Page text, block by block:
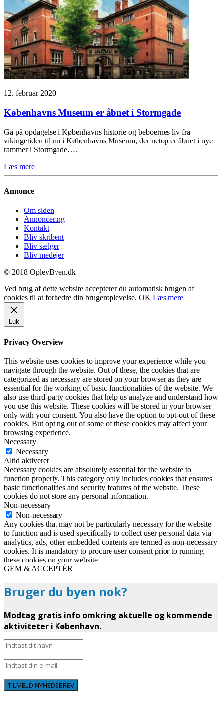
12. februar 2020
Københavns Museum er åbnet i Stormgade
Gå på opdagelse i Københavns historie og beboernes liv fra
vikingetiden til nu i Københavns Museum, der netop er åbnet i nye
rammer i Stormgade….
Læs mere
Annonce
Om siden
Annoncering
Kontakt
Bliv skribent
Bliv sælger
Bliv medejer
© 2018 OplevByen.dk
Ved brug af dette website accepterer du automatisk brugen af
cookies til at forbedre din brugeroplevelse. OK Læs mere
Luk
Privacy Overview
This website uses cookies to improve your experience while you
navigate through the website. Out of these, the cookies that are
categorized as necessary are stored on your browser as they are
essential for the working of basic functionalities of the website. We
also use third-party cookies that help us analyze and understand how
you use this website. These cookies will be stored in your browser
only with your consent. You also have the option to opt-out of these
cookies. But opting out of some of these cookies may affect your
browsing experience.
Necessary
Necessary
Altid aktiveret
Necessary cookies are absolutely essential for the website to
function properly. This category only includes cookies that ensures
basic functionalities and security features of the website. These
cookies do not store any personal information.
Non-necessary
Non-necessary
Any cookies that may not be particularly necessary for the website
to function and is used specifically to collect user personal data via
analytics, ads, other embedded contents are termed as non-necessary
cookies. It is mandatory to procure user consent prior to running
these cookies on your website.
GEM & ACCEPTÈR
Bruger du byen nok?
Modtag gratis info omkring aktuelle og kommende
aktiviteter i København.
TILMELD NYHEDSBREV